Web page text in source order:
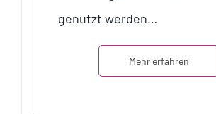
genutzt werden…
Mehr erfahren